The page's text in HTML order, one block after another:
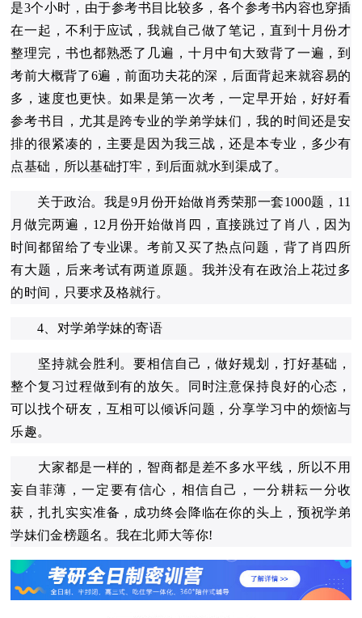
是3个小时，由于参考书目比较多，各个参考书内容也穿插
在一起，不利于应试，我就自己做了笔记，直到十月份才
整理完，书也都熟悉了几遍，十月中旬大致背了一遍，到
考前大概背了6遍，前面功夫花的深，后面背起来就容易的
多，速度也更快。如果是第一次考，一定早开始，好好看
参考书目，尤其是跨专业的学弟学妹们，我的时间还是安
排的很紧凑的，主要是因为我三战，还是本专业，多少有
点基础，所以基础打牢，到后面就水到渠成了。
关于政治。我是9月份开始做肖秀荣那一套1000题，11
月做完两遍，12月份开始做肖四，直接跳过了肖八，因为
时间都留给了专业课。考前又买了热点问题，背了肖四所
有大题，后来考试有两道原题。我并没有在政治上花过多
的时间，只要求及格就行。
4、对学弟学妹的寄语
坚持就会胜利。要相信自己，做好规划，打好基础，
整个复习过程做到有的放矢。同时注意保持良好的心态，
可以找个研友，互相可以倾诉问题，分享学习中的烦恼与
乐趣。
大家都是一样的，智商都是差不多水平线，所以不用
妄自菲薄，一定要有信心，相信自己，一分耕耘一分收
获，扎扎实实准备，成功终会降临在你的头上，预祝学弟
学妹们金榜题名。我在北师大等你!